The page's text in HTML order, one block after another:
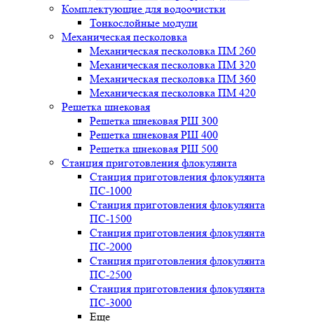
Комплектующие для водоочистки
Тонкослойные модули
Механическая песколовка
Механическая песколовка ПM 260
Механическая песколовка ПM 320
Механическая песколовка ПM 360
Механическая песколовка ПM 420
Решетка шнековая
Решетка шнековая РШ 300
Решетка шнековая РШ 400
Решетка шнековая РШ 500
Станция приготовления флокулянта
Станция приготовления флокулянта
ПС-1000
Станция приготовления флокулянта
ПС-1500
Станция приготовления флокулянта
ПС-2000
Станция приготовления флокулянта
ПС-2500
Станция приготовления флокулянта
ПС-3000
Еще